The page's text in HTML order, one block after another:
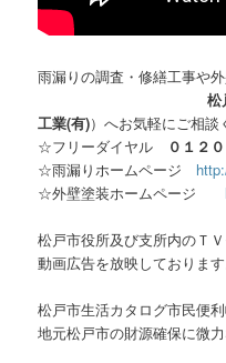
雨漏りの調査・修繕工事
松
工業(有)）へお気軽にご相談
☆フリーダイヤル
０１２
☆雨漏りホームページ
☆外壁塗装ホームページ
松戸市役所及び支所内のＴ
動画広告を放映しております
松戸市生活カタログ市民便
地元松戸市の財源確保に微